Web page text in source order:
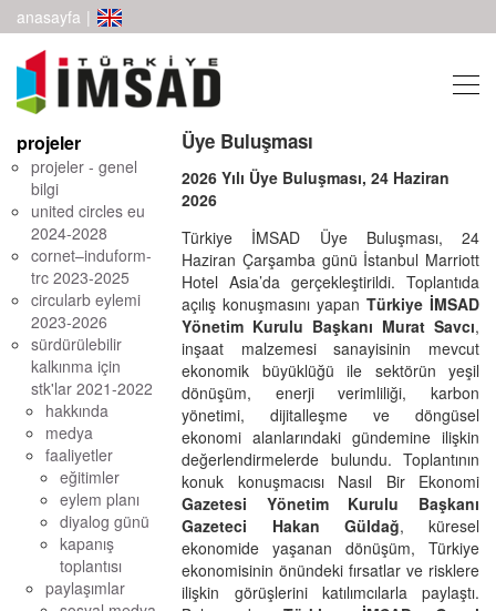
anasayfa |
projeler
projeler - genel
bilgi
united circles eu
2024-2028
cornet–induform-
trc 2023-2025
circularb eylemi
2023-2026
sürdürülebilir
kalkınma için
stk'lar 2021-2022
hakkında
medya
faaliyetler
eğitimler
eylem planı
diyalog günü
kapanış
toplantısı
paylaşımlar
Üye Buluşması
2026 Yılı Üye Buluşması, 24 Haziran
2026
Türkiye İMSAD Üye Buluşması, 24
Haziran Çarşamba günü İstanbul Marriott
Hotel Asia’da gerçekleştirildi. Toplantıda
açılış konuşmasını yapanTürkiye İMSAD
Yönetim Kurulu Başkanı Murat Savcı,
inşaat malzemesi sanayisinin mevcut
ekonomik büyüklüğü ile sektörün yeşil
dönüşüm, enerji verimliliği, karbon
yönetimi, dijitalleşme ve döngüsel
ekonomi alanlarındaki gündemine ilişkin
değerlendirmelerde bulundu. Toplantının
konuk konuşmacısı Nasıl Bir Ekonomi
Gazetesi Yönetim Kurulu Başkanı
Gazeteci Hakan Güldağ, küresel
ekonomide yaşanan dönüşüm, Türkiye
ekonomisinin önündeki fırsatlar ve risklere
ilişkin görüşlerini katılımcılarla paylaştı.